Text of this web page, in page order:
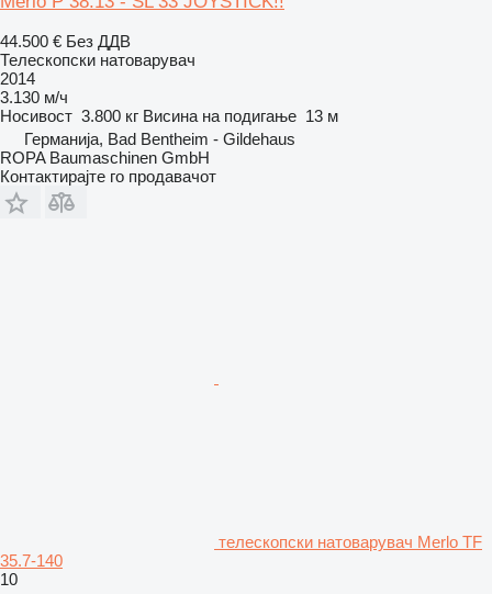
44.500 € Без ДДВ
Телескопски натоварувач
2014
3.130 м/ч
Носивост 3.800 кг Висина на подигање 13 м
Германија, Bad Bentheim - Gildehaus
ROPA Baumaschinen GmbH
Контактирајте го продавачот
телескопски натоварувач Merlo TF
35.7-140
10